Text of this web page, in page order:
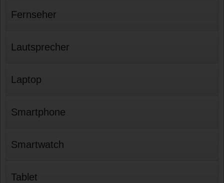
Fernseher
Lautsprecher
Laptop
Smartphone
Smartwatch
Tablet